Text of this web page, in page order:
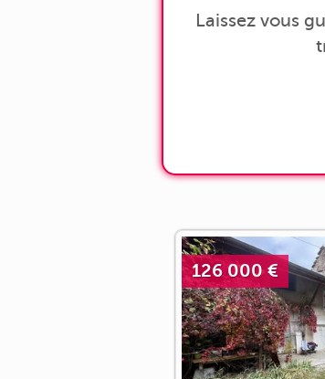
Laissez vous
126 000 €